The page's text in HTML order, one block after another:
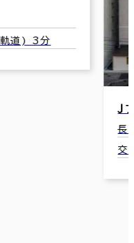
：新大工町駅(長崎電気軌